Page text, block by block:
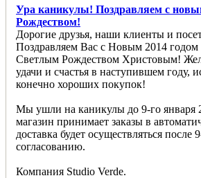
Ура каникулы! Поздравляем с
Рождеством!
Дорогие друзья, наши клиенты и
Поздравляем Вас с Новым 2014
Светлым Рождеством Христовым!
удачи и счастья в наступившем году,
конечно хороших покупок!
Мы ушли на каникулы до 9-го января
магазин принимает заказы в
доставка будет осуществляться после
согласованию.
Компания Studio Verde.